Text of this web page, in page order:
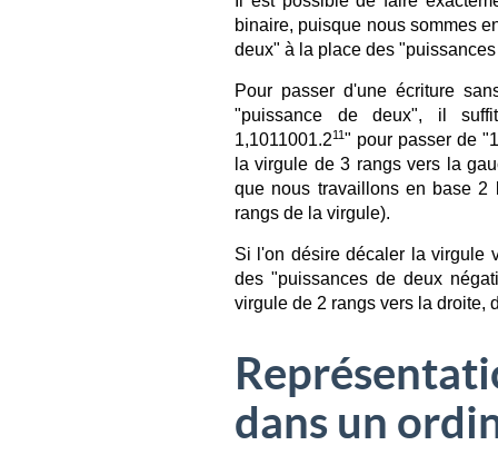
binaire, puisque nous sommes
deux" à la place des
Pour passer d'une écriture
"puissance de deux", il
1,1011001.211" pour passer de
la virgule de 3 rangs vers la
que nous travaillons en base
rangs de la virgule).
Si l'on désire décaler la virgule
des "puissances de deux
virgule de 2 rangs vers la droite,
dans un